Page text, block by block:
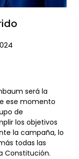
será la
ese momento
de
los objetivos
la campaña, lo
todas las
Constitución.